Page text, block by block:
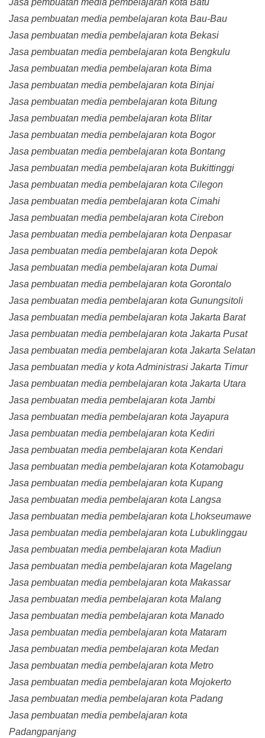
Jasa pembuatan media pembelajaran kota Batu
Jasa pembuatan media pembelajaran kota Bau-Bau
Jasa pembuatan media pembelajaran kota Bekasi
Jasa pembuatan media pembelajaran kota Bengkulu
Jasa pembuatan media pembelajaran kota Bima
Jasa pembuatan media pembelajaran kota Binjai
Jasa pembuatan media pembelajaran kota Bitung
Jasa pembuatan media pembelajaran kota Blitar
Jasa pembuatan media pembelajaran kota Bogor
Jasa pembuatan media pembelajaran kota Bontang
Jasa pembuatan media pembelajaran kota Bukittinggi
Jasa pembuatan media pembelajaran kota Cilegon
Jasa pembuatan media pembelajaran kota Cimahi
Jasa pembuatan media pembelajaran kota Cirebon
Jasa pembuatan media pembelajaran kota Denpasar
Jasa pembuatan media pembelajaran kota Depok
Jasa pembuatan media pembelajaran kota Dumai
Jasa pembuatan media pembelajaran kota Gorontalo
Jasa pembuatan media pembelajaran kota Gunungsitoli
Jasa pembuatan media pembelajaran kota Jakarta Barat
Jasa pembuatan media pembelajaran kota Jakarta Pusat
Jasa pembuatan media pembelajaran kota Jakarta Selatan
Jasa pembuatan media y kota Administrasi Jakarta Timur
Jasa pembuatan media pembelajaran kota Jakarta Utara
Jasa pembuatan media pembelajaran kota Jambi
Jasa pembuatan media pembelajaran kota Jayapura
Jasa pembuatan media pembelajaran kota Kediri
Jasa pembuatan media pembelajaran kota Kendari
Jasa pembuatan media pembelajaran kota Kotamobagu
Jasa pembuatan media pembelajaran kota Kupang
Jasa pembuatan media pembelajaran kota Langsa
Jasa pembuatan media pembelajaran kota Lhokseumawe
Jasa pembuatan media pembelajaran kota Lubuklinggau
Jasa pembuatan media pembelajaran kota Madiun
Jasa pembuatan media pembelajaran kota Magelang
Jasa pembuatan media pembelajaran kota Makassar
Jasa pembuatan media pembelajaran kota Malang
Jasa pembuatan media pembelajaran kota Manado
Jasa pembuatan media pembelajaran kota Mataram
Jasa pembuatan media pembelajaran kota Medan
Jasa pembuatan media pembelajaran kota Metro
Jasa pembuatan media pembelajaran kota Mojokerto
Jasa pembuatan media pembelajaran kota Padang
Jasa pembuatan media pembelajaran kota
Padangpanjang